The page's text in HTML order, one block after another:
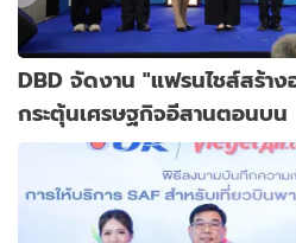
DBD จัดงาน "แฟรนไชส์สร้าง
กระตุ้นเศรษฐกิจอีสานตอนบน